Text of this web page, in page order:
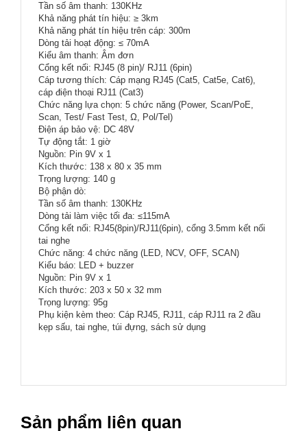
Tần số âm thanh: 130KHz
Khả năng phát tín hiệu: ≥ 3km
Khả năng phát tín hiệu trên cáp: 300m
Dòng tải hoạt động: ≤ 70mA
Kiểu âm thanh: Âm đơn
Cổng kết nối: RJ45 (8 pin)/ RJ11 (6pin)
Cáp tương thích: Cáp mạng RJ45 (Cat5, Cat5e, Cat6),
cáp điện thoại RJ11 (Cat3)
Chức năng lựa chọn: 5 chức năng (Power, Scan/PoE,
Scan, Test/ Fast Test, Ω, Pol/Tel)
Điện áp bảo vệ: DC 48V
Tự động tắt: 1 giờ
Nguồn: Pin 9V x 1
Kích thước: 138 x 80 x 35 mm
Trọng lượng: 140 g
Bộ phận dò:
Tần số âm thanh: 130KHz
Dòng tải làm việc tối đa: ≤115mA
Cổng kết nối: RJ45(8pin)/RJ11(6pin), cổng 3.5mm kết nối
tai nghe
Chức năng: 4 chức năng (LED, NCV, OFF, SCAN)
Kiểu báo: LED + buzzer
Nguồn: Pin 9V x 1
Kích thước: 203 x 50 x 32 mm
Trọng lượng: 95g
Phụ kiện kèm theo: Cáp RJ45, RJ11, cáp RJ11 ra 2 đầu
kẹp sấu, tai nghe, túi đựng, sách sử dụng
Sản phẩm liên quan